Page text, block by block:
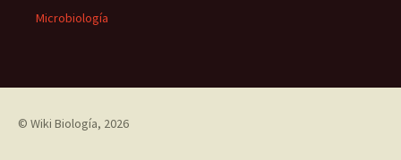
Microbiología
© Wiki Biología, 2026